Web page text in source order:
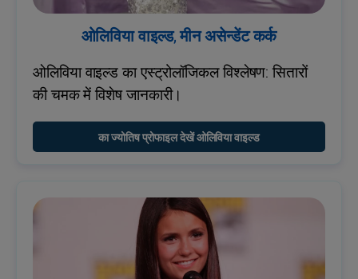
ओलिविया वाइल्ड, मीन असेन्डेंट कर्क
ओलिविया वाइल्ड का एस्ट्रोलॉजिकल विश्लेषण: सितारों
की चमक में विशेष जानकारी।
का ज्योतिष प्रोफाइल देखें ओलिविया वाइल्ड